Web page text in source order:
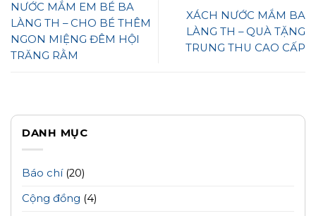
NƯỚC MẮM EM BÉ BA
LÀNG TH – CHO BÉ THÊM
NGON MIỆNG ĐÊM HỘI
TRĂNG RẰM
XÁCH NƯỚC MẮM BA
LÀNG TH – QUÀ TẶNG
TRUNG THU CAO CẤP
DANH MỤC
Báo chí(20)
Cộng đồng (4)